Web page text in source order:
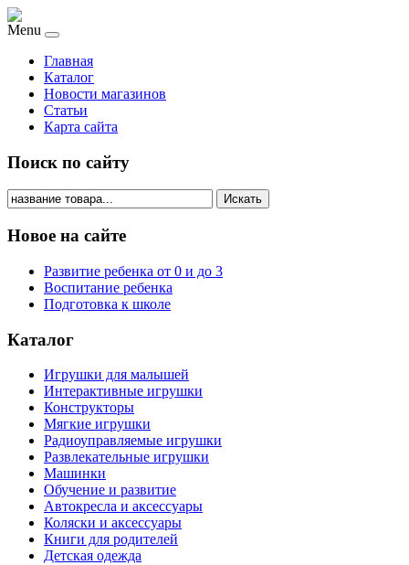
Menu
Главная
Каталог
Новости магазинов
Статьи
Карта сайта
Поиск по сайту
Искать
Новое на сайте
Развитие ребенка от 0 и до 3
Воспитание ребенка
Подготовка к школе
Каталог
Игрушки для малышей
Интерактивные игрушки
Конструкторы
Мягкие игрушки
Радиоуправляемые игрушки
Развлекательные игрушки
Машинки
Обучение и развитие
Автокресла и аксессуары
Коляски и аксессуары
Книги для родителей
Детская одежда